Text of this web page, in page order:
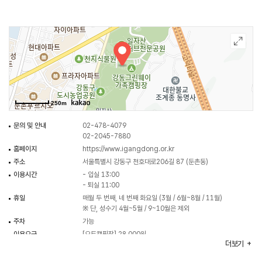
250m
문의 및 안내
02-478-4079
02-2045-7880
홈페이지
https://www.igangdong.or.kr
주소
서울특별시 강동구 천호대로206길 87 (둔촌동)
이용시간
- 입실 13:00
- 퇴실 11:00
휴일
매월 두 번째, 네 번째 화요일 (3월 / 6월~8월 / 11월)
※ 단, 성수기 4월~5월 / 9~10월은 제외
주차
가능
이용요금
[오토캠핑장] 28,000원
더보기